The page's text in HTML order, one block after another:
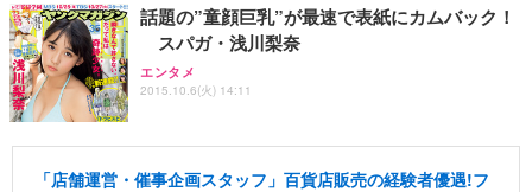
話題の”童顔巨乳”が最速で表紙にカムバック！
スパガ・浅川梨奈
エンタメ
2015.10.6(火) 14:11
「店舗運営・催事企画スタッフ」百貨店販売の経験者優遇!フ